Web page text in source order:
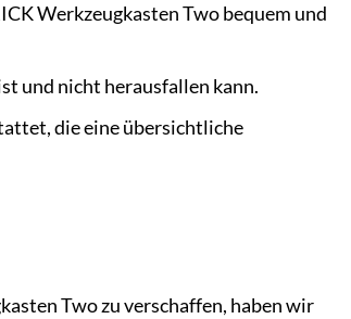
Werkzeugkasten Two bequem und
und nicht herausfallen kann.
die eine übersichtliche
Two zu verschaffen, haben wir